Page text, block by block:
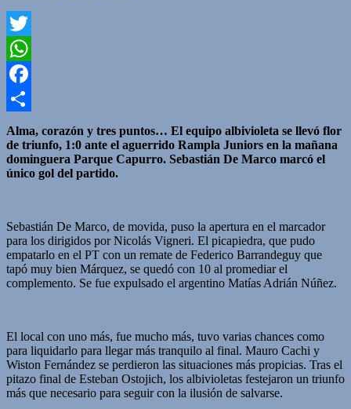
Twitter
WhatsApp
Facebook
Compartir
Alma, corazón y tres puntos… El equipo albivioleta se llevó flor
de triunfo, 1:0 ante el aguerrido Rampla Juniors en la mañana
dominguera Parque Capurro. Sebastián De Marco marcó el
único gol del partido.
Sebastián De Marco, de movida, puso la apertura en el marcador
para los dirigidos porNicolás Vigneri. El picapiedra, que pudo
empatarlo en el PT con un remate de Federico Barrandeguy que
tapó muy bien Márquez, se quedó con 10 al promediar el
complemento. Se fue expulsado el argentino Matías Adrián Núñez.
El local con uno más, fue mucho más, tuvo varias chances como
para liquidarlo para llegar más tranquilo al final. Mauro Cachi y
Wiston Fernández se perdieron las situaciones más propicias. Tras el
pitazo final de Esteban Ostojich, los albivioletas festejaron un triunfo
más que necesario para seguir con la ilusión de salvarse.